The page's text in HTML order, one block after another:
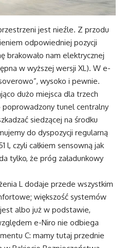
jest nieźle. Z przodu
odpowiedniej pozycji
brakowało nam elektrycznej
w wyższej wersji XL). W e-
wysoko i pewnie.
dużo miejsca dla trzech
poprowadzony tunel centralny
siedzącej na środku
do dyspozycji regularną
l, czyli całkiem sensowną jak
tylko, że próg załadunkowy
L dodaje przede wszystkim
większość systemów
albo już w podstawie,
e-Niro nie odbiega
C: mamy tutaj przednie